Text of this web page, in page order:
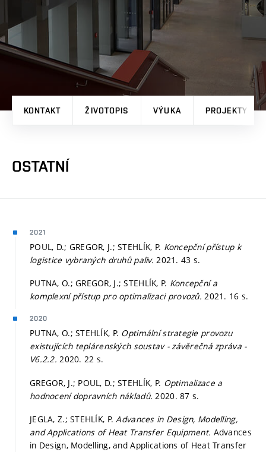
KONTAKT ŽIVOTOPIS VÝUKA PROJEKTY
OSTATNÍ
2021
POUL, D.; GREGOR, J.; STEHLÍK, P. Koncepční přístup k
logistice vybraných druhů paliv. 2021. 43 s.
PUTNA, O.; GREGOR, J.; STEHLÍK, P. Koncepční a
komplexní přístup pro optimalizaci provozů.2021. 16 s.
2020
PUTNA, O.; STEHLÍK, P. Optimální strategie provozu
existujících teplárenských soustav - závěrečná zpráva -
V6.2.2.2020. 22 s.
GREGOR, J.; POUL, D.; STEHLÍK, P. Optimalizace a
hodnocení dopravních nákladů. 2020. 87 s.
JEGLA, Z.; STEHLÍK, P.Advances in Design, Modelling,
and Applications of Heat Transfer Equipment. Advances
in Design, Modelling, and Applications of Heat Transfer